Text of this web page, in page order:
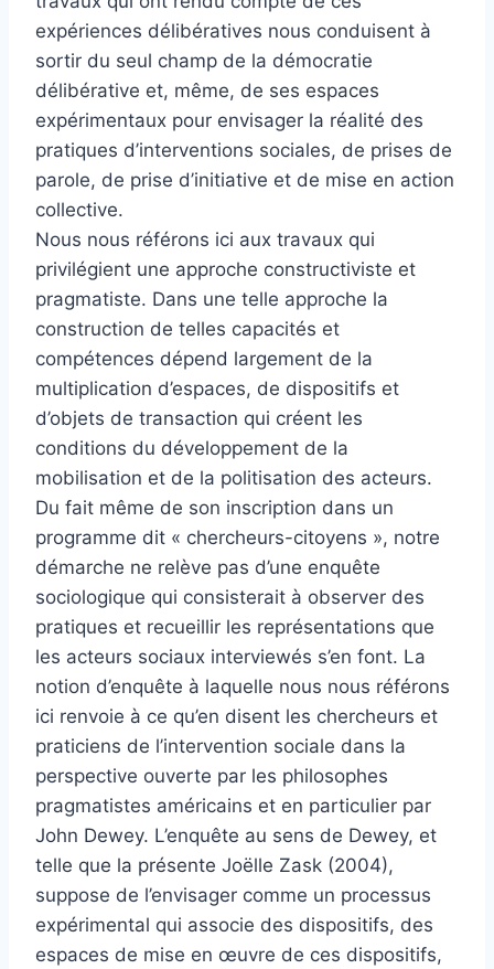
expériences délibératives nous conduisent à
sortir du seul champ de la démocratie
délibérative et, même, de ses espaces
expérimentaux pour envisager la réalité des
pratiques d’interventions sociales, de prises de
parole, de prise d’initiative et de mise en action
collective.
Nous nous référons ici aux travaux qui
privilégient une approche constructiviste et
pragmatiste. Dans une telle approche la
construction de telles capacités et
compétences dépend largement de la
multiplication d’espaces, de dispositifs et
d’objets de transaction qui créent les
conditions du développement de la
mobilisation et de la politisation des acteurs.
Du fait même de son inscription dans un
programme dit « chercheurs-citoyens », notre
démarche ne relève pas d’une enquête
sociologique qui consisterait à observer des
pratiques et recueillir les représentations que
les acteurs sociaux interviewés s’en font. La
notion d’enquête à laquelle nous nous référons
ici renvoie à ce qu’en disent les chercheurs et
praticiens de l’intervention sociale dans la
perspective ouverte par les philosophes
pragmatistes américains et en particulier par
John Dewey. L’enquête au sens de Dewey, et
telle que la présente Joëlle Zask (2004),
suppose de l’envisager comme un processus
expérimental qui associe des dispositifs, des
espaces de mise en œuvre de ces dispositifs,